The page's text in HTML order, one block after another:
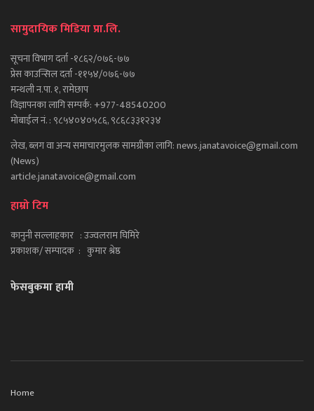
सामुदायिक मिडिया प्रा.लि.
सूचना विभाग दर्ता -१८६२/०७६-७७
प्रेस काउन्सिल दर्ता -११५४/०७६-७७
मन्थली न.पा. १, रामेछाप
विज्ञापनका लागि सम्पर्क: +977-48540200
मोबाईल नं. : ९८५४०४०५८६, ९८६८३३१२३४
लेख, ब्लग वा अन्य समाचारमुलक सामग्रीका लागि: news.janatavoice@gmail.com
(News)
article.janatavoice@gmail.com
हाम्रो टिम
कानुनी सल्लाहकार : उज्वलराम घिमिरे
प्रकाशक/ सम्पादक : कुमार श्रेष्ठ
फेसबुकमा हामी
Home